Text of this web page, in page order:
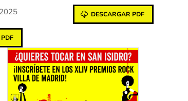
DESCARGAR PDF